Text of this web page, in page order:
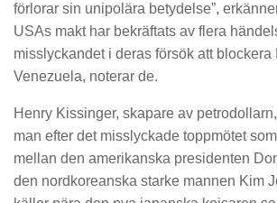
förlorar sin unipolära betydelse”,
USAs makt har bekräftats av flera
misslyckandet i deras försök att blockera
Venezuela, noterar de.
Henry Kissinger, skapare av
man efter det misslyckade toppmötet
mellan den amerikanska presidenten
den nordkoreanska starke mannen Kim